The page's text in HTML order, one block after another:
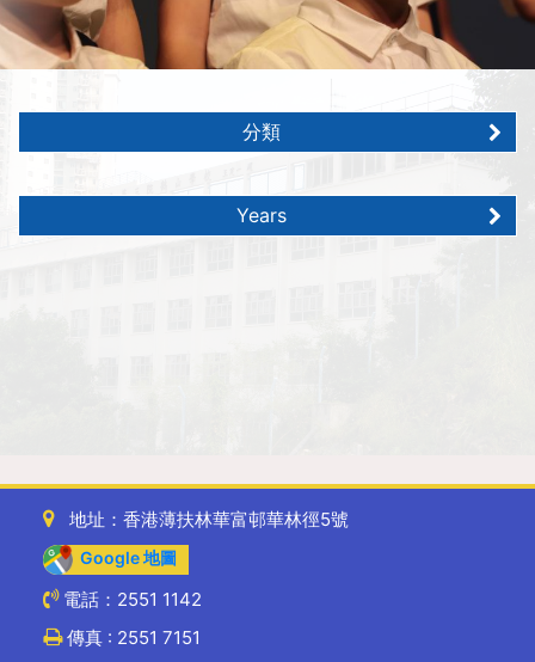
分類
Years
地址：香港薄扶林華富邨華林徑5號
Google 地圖
電話：2551 1142
傳真 : 2551 7151